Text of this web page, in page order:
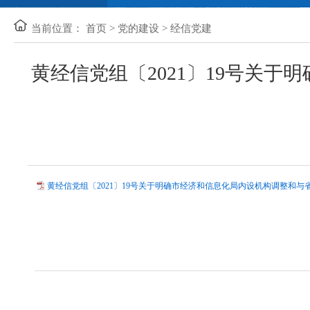
当前位置： 首页 > 党的建设 > 经信党建
黄经信党组〔2021〕19号关于
黄经信党组〔2021〕19号关于明确市经济和信息化局内设机构调整和与